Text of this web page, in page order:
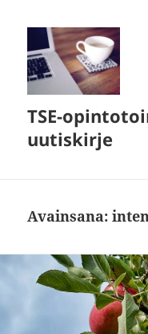
TSE-
uutiskirje
Avainsana: